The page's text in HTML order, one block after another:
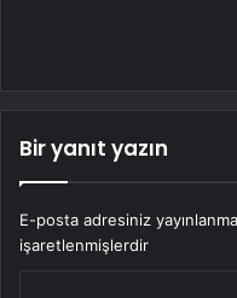
Bir yanıt yazın
E-posta adresiniz
işaretlenmişlerdir